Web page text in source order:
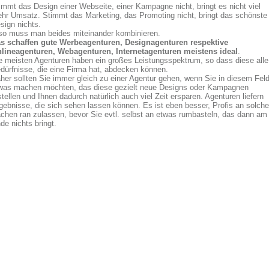
das Design einer Webseite, einer Kampagne nicht, bringt es nicht viel
Umsatz. Stimmt das Marketing, das Promoting nicht, bringt das schönste
nichts.
muss man beides miteinander kombinieren.
schaffen gute Werbeagenturen, Designagenturen respektive
Webagenturen, Internetagenturen meistens ideal .
meisten Agenturen haben ein großes Leistungsspektrum, so dass diese alle
die eine Firma hat, abdecken können.
sollten Sie immer gleich zu einer Agentur gehen, wenn Sie in diesem Feld
machen möchten, das diese gezielt neue Designs oder Kampagnen
und Ihnen dadurch natürlich auch viel Zeit ersparen. Agenturen liefern
die sich sehen lassen können. Es ist eben besser, Profis an solche
ran zulassen, bevor Sie evtl. selbst an etwas rumbasteln, das dann am
nichts bringt.